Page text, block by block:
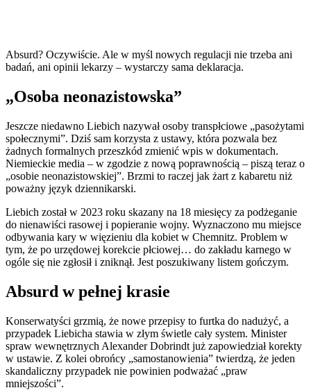
Absurd? Oczywiście. Ale w myśl nowych regulacji nie trzeba ani
badań, ani opinii lekarzy – wystarczy sama deklaracja.
„Osoba neonazistowska”
Jeszcze niedawno Liebich nazywał osoby transpłciowe „pasożytami
społecznymi”. Dziś sam korzysta z ustawy, która pozwala bez
żadnych formalnych przeszkód zmienić wpis w dokumentach.
Niemieckie media – w zgodzie z nową poprawnością – piszą teraz o
„osobie neonazistowskiej”. Brzmi to raczej jak żart z kabaretu niż
poważny język dziennikarski.
Liebich został w 2023 roku skazany na 18 miesięcy za podżeganie
do nienawiści rasowej i popieranie wojny. Wyznaczono mu miejsce
odbywania kary w więzieniu dla kobiet w Chemnitz. Problem w
tym, że po urzędowej korekcie płciowej… do zakładu karnego w
ogóle się nie zgłosił i zniknął. Jest poszukiwany listem gończym.
Absurd w pełnej krasie
Konserwatyści grzmią, że nowe przepisy to furtka do nadużyć, a
przypadek Liebicha stawia w złym świetle cały system. Minister
spraw wewnętrznych Alexander Dobrindt już zapowiedział korekty
w ustawie. Z kolei obrońcy „samostanowienia” twierdzą, że jeden
skandaliczny przypadek nie powinien podważać „praw
mniejszości”.